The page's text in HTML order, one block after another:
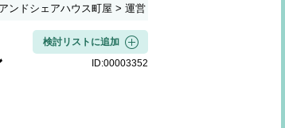
ンドシェアハウス町屋 > 運営
検討リストに追加
ID:00003352